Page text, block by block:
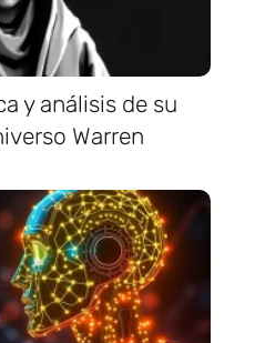
y análisis de su
Warren